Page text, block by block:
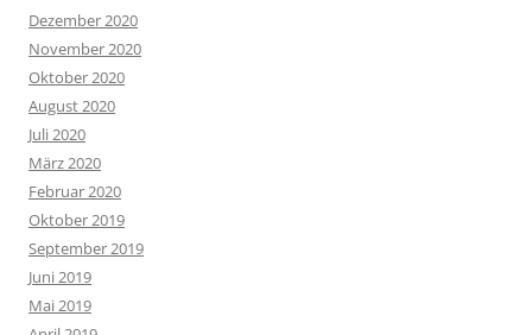
Dezember 2020
November 2020
Oktober 2020
August 2020
Juli 2020
März 2020
Februar 2020
Oktober 2019
September 2019
Juni 2019
Mai 2019